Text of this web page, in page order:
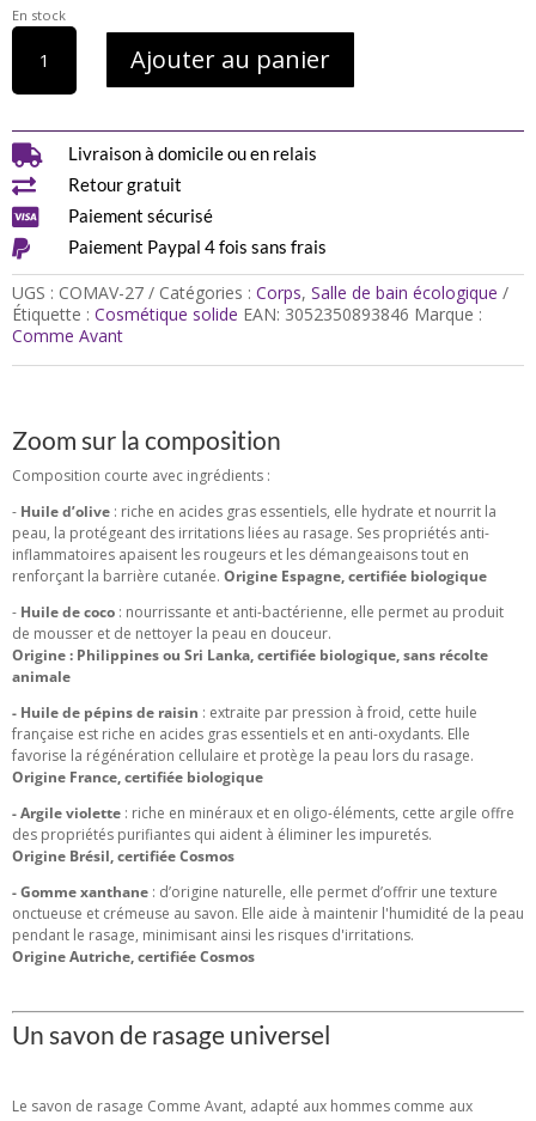
En stock
quantité
de
à
l'huile
de
pépins
de
raison
-
Comme
avant
Ajouter au panier
 Livraison à domicile ou en relais
 Retour gratuit
 Paiement sécurisé
 Paiement Paypal 4 fois sans frais
UGS : COMAV-27 Catégories : Corps, Salle de bain écologique
Étiquette : Cosmétique solide EAN: 3052350893846 Marque :
Comme Avant
Zoom sur la composition
Composition courte avec ingrédients :
- Huile d’olive : riche en acides gras essentiels, elle hydrate et nourrit la
peau, la protégeant des irritations liées au rasage. Ses propriétés anti-
inflammatoires apaisent les rougeurs et les démangeaisons tout en
renforçant la barrière cutanée. Origine Espagne, certifiée biologique
- Huile de coco : nourrissante et anti-bactérienne, elle permet au produit
de mousser et de nettoyer la peau en douceur.
Origine : Philippines ou Sri Lanka, certifiée biologique, sans récolte
animale
- Huile de pépins de raisin : extraite par pression à froid, cette huile
française est riche en acides gras essentiels et en anti-oxydants. Elle
favorise la régénération cellulaire et protège la peau lors du rasage.
Origine France, certifiée biologique
- Argile violette : riche en minéraux et en oligo-éléments, cette argile offre
des propriétés purifiantes qui aident à éliminer les impuretés.
Origine Brésil, certifiée Cosmos
- Gomme xanthane : d’origine naturelle, elle permet d’offrir une texture
onctueuse et crémeuse au savon. Elle aide à maintenir l'humidité de la peau
pendant le rasage, minimisant ainsi les risques d'irritations.
Origine Autriche, certifiée Cosmos
Un savon de rasage universel
Le savon de rasage Comme Avant, adapté aux hommes comme aux